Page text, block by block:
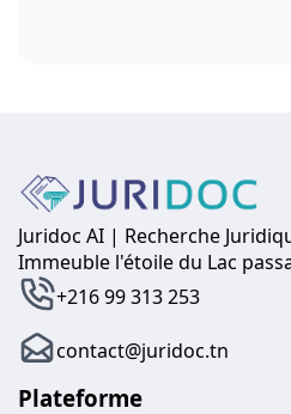
Juridoc AI | Recherche
Immeuble l'étoile du Lac
+216 99 313 253
contact@juridoc.tn
Plateforme